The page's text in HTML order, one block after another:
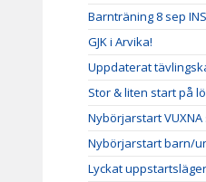
Barnträning 8 sep
GJK i Arvika!
Uppdaterat
Stor & liten start på
Nybörjarstart
Nybörjarstart barn/
Lyckat